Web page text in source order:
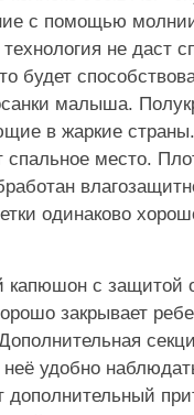
с помощью
не даст
будет
малыша.
в жаркие
место.
одинаково
с защитой
закрывает
неё удобно
дополнительный